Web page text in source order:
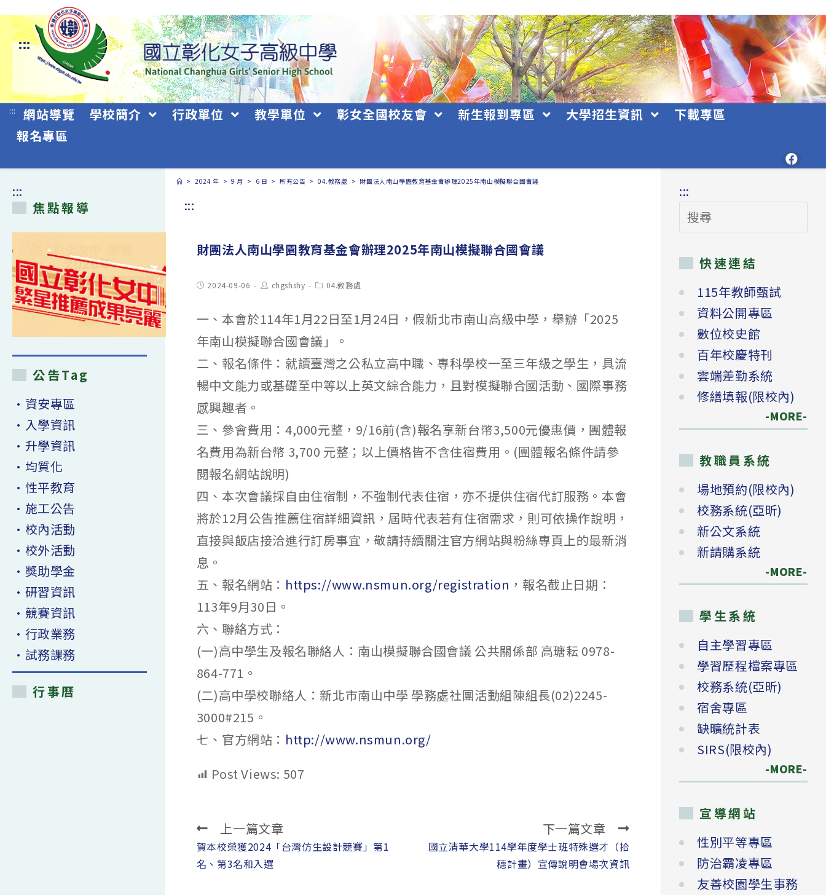
跳
要
:::
::: 網站導覽 學校簡介 行政單位 教學單位 彰女全國校友會 新生報到專區 大學招生資訊
下載專區
報名專區
> 2024 年 > 9 月 > 6 日 > 所有公告 > 04.教務處 > 財團法人南山學園教育基金會辦理2025年南山模擬聯合國會議
:::
財團法人南山學園教育基金會辦理2025年南山模擬聯合國會議
Post2024-09-06
Post
author:
chgshshy
Post04.教務處
一、本會於114年1月22日至1月24日，假新北市南山高級中學，舉辦「2025
年南山模擬聯合國會議」。
二、報名條件：就讀臺灣之公私立高中職、專科學校一至三年級之學生，具流
暢中文能力或基礎至中等以上英文綜合能力，且對模擬聯合國活動、國際事務
感興趣者。
三、參會費用：4,000元整，9/16前(含)報名享新台幣3,500元優惠價，團體報
名費用為新台幣 3,700 元整；以上價格皆不含住宿費用。(團體報名條件請參
閱報名網站說明)
四、本次會議採自由住宿制，不強制代表住宿，亦不提供住宿代訂服務。本會
將於12月公告推薦住宿詳細資訊，屆時代表若有住宿需求，則可依操作說明，
直接與飯店接洽進行訂房事宜，敬請持續關注官方網站與粉絲專頁上的最新消
息。
五、報名網站： https://www.nsmun.org/registration ，報名截止日期：
113年9月30日。
六、聯絡方式：
(一)高中學生及報名聯絡人：南山模擬聯合國會議 公共關係部 高瑭耘 0978-
864-771。
(二)高中學校聯絡人：新北市南山中學 學務處社團活動組陳組長(02)2245-
3000#215。
七、官方網站： http://www.nsmun.org/
Post Views: 507
Read
more
articles
上一篇文章
賀本校榮獲2024「台灣仿生設計競賽」第1
名、第3名和入選
下一篇文章
國立清華大學114學年度學士班特殊選才（拾
穗計畫）宣傳說明會場次資訊
:::
焦點報導
公告Tag
•資安專區
•入學資訊
•升學資訊
•均質化
•性平教育
•施工公告
•校內活動
•校外活動
•獎助學金
•研習資訊
•競賽資訊
•行政業務
•試務課務
行事曆
:::
搜
尋
快速連結
115年教師甄試
資料公開專區
數位校史館
百年校慶特刊
雲端差勤系統
修繕填報(限校內)
-MORE-
教職員系統
場地預約(限校內)
校務系統(亞昕)
新公文系統
新請購系統
-MORE-
學生系統
自主學習專區
學習歷程檔案專區
校務系統(亞昕)
宿舍專區
缺曠統計表
SIRS(限校內)
-MORE-
宣導網站
性別平等專區
防治霸凌專區
友善校園學生事務